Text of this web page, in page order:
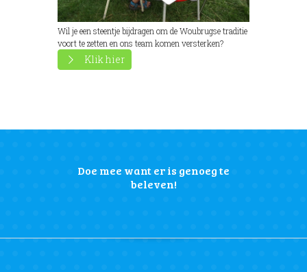
Wil je een steentje bijdragen om de Woubrugse traditie
voort te zetten en ons team komen versterken?
Klik hier
Doe mee want er is genoeg te
beleven!